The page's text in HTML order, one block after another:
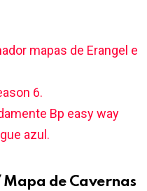
mapas de Erangel e
6.
Bp easy way
azul.
Mapa de Cavernas